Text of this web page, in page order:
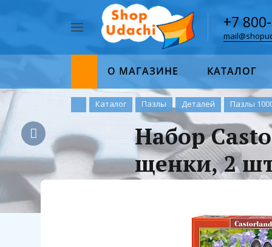
Найти
+7
О МАГАЗИНЕ КАТАЛОГ
Каталог Пазлы Деталей Пазлы
Набор
щенки, 2